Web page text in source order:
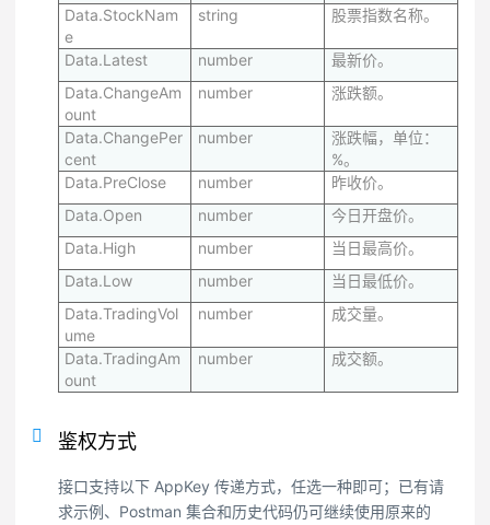
Data.StockNam
e
string 股票指数名称。
Data.Latest number
最新价。
Data.ChangeAm
ount
number 涨跌额。
Data.ChangePer
cent
number
涨跌幅，单位：
%。
Data.PreClose
number
昨收价。
Data.Open
number
今日开盘价。
Data.High
number
当日最高价。
Data.Low
number
当日最低价。
Data.TradingVol
ume
number 成交量。
Data.TradingAm
ount
number 成交额。
鉴权方式
接口支持以下 AppKey 传递方式，任选一种即可；已有请
求示例、Postman 集合和历史代码仍可继续使用原来的